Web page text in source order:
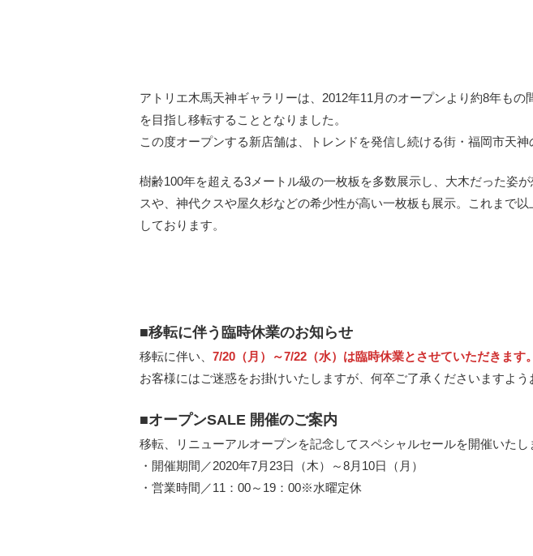
アトリエ木馬天神ギャラリーは、2012年11月のオープンより約8年も
を目指し移転することとなりました。
この度オープンする新店舗は、トレンドを発信し続ける街・福岡市天神
樹齢100年を超える3メートル級の一枚板を多数展示し、大木だった姿
スや、神代クスや屋久杉などの希少性が高い一枚板も展示。これまで
しております。
■移転に伴う臨時休業のお知らせ
移転に伴い、 7/20（月）～7/22（水）は臨時休業とさせていただきます。
お客様にはご迷惑をお掛けいたしますが、何卒ご了承くださいますよう
■オープンSALE 開催のご案内
移転、リニューアルオープンを記念してスペシャルセールを開催いたし
・開催期間／2020年7月23日（木）～8月10日（月）
・営業時間／11：00～19：00※水曜定休